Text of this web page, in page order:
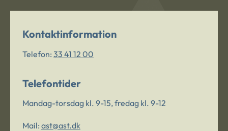
Kontaktinformation
Telefon: 33 41 12 00
Telefontider
Mandag-torsdag kl. 9-15, fredag kl. 9-12
Mail: ast@ast.dk